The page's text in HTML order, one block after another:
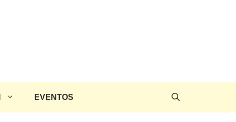
EVENTOS